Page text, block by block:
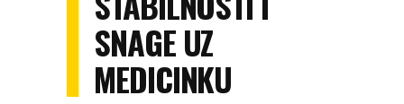
SNAGE UZ
MEDICINKU